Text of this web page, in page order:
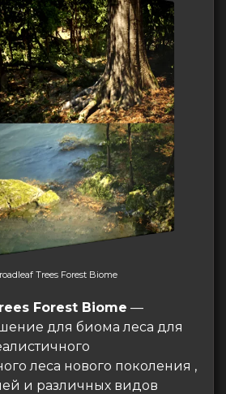
Trees Forest Biome
Forest Biome —
для биома леса для
леса нового поколения ,
и различных видов